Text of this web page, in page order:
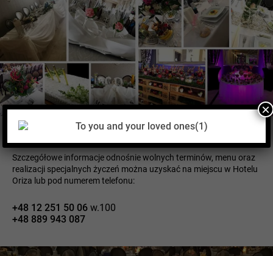
Szczegółowe informacje odnośnie wolnych terminów, menu oraz
realizacji specjalnych życzeń można uzyskać na miejscu w Hotelu
Oriza lub pod numerem telefonu:
+48 12 251 50 06 w.100
+48 889 943 087
×